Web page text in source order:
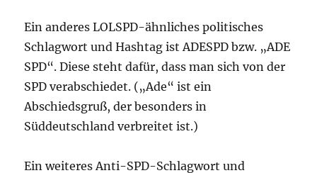
Ein anderes LOLSPD-ähnliches politisches
Schlagwort und Hashtag ist ADESPD bzw. „ADE
SPD“. Diese steht dafür, dass man sich von der
SPD verabschiedet. („Ade“ ist ein
Abschiedsgruß, der besonders in
Süddeutschland verbreitet ist.)
Ein weiteres Anti-SPD-Schlagwort und